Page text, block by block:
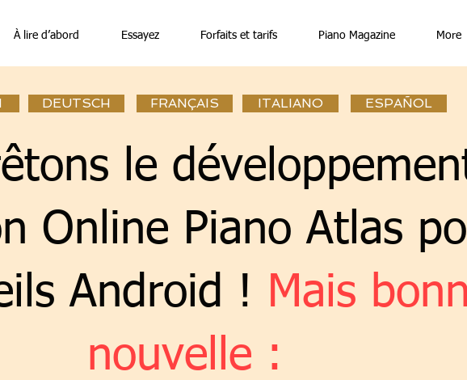
À lire d’abord Essayez Forfaits et tarifs Piano Magazine More
DEUTSCH FRANÇAIS ITALIANO ESPAÑOL
le
Online Piano Atlas
Android ! Mais
nouvelle :